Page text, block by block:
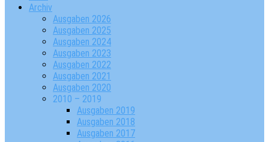
Archiv
Ausgaben 2026
Ausgaben 2025
Ausgaben 2024
Ausgaben 2023
Ausgaben 2022
Ausgaben 2021
Ausgaben 2020
2010 – 2019
Ausgaben 2019
Ausgaben 2018
Ausgaben 2017